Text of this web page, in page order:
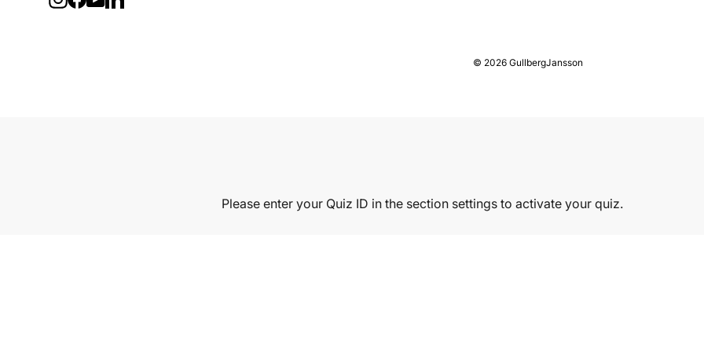
© 2026 GullbergJansson